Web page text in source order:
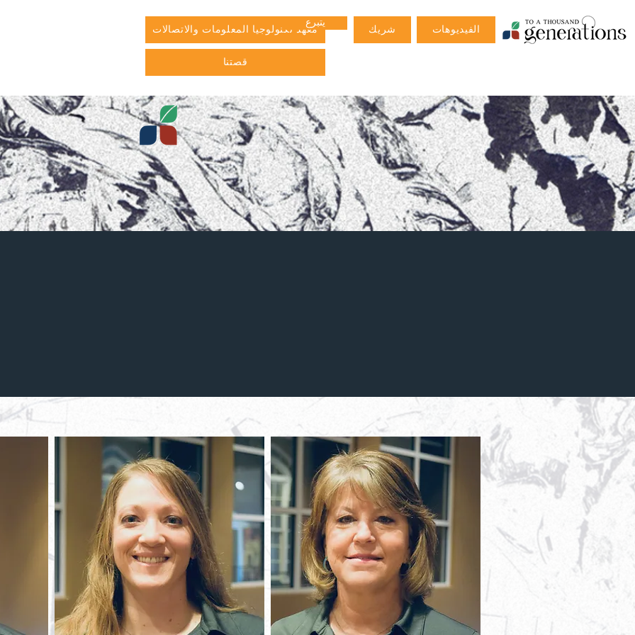
معهد تكنولوجيا المعلومات والاتصالات
قصتنا
يتبرع
شريك الفيديوهات